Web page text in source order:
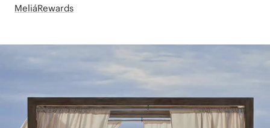
MeliáRewards